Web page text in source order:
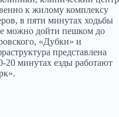
к жилому комплексу
в пяти минутах ходьбы
можно дойти пешком до
«Дубки» и
представлена
20 минутах езды работают